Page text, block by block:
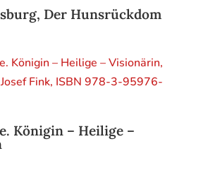
Der Hunsrückdom
Königin – Heilige –